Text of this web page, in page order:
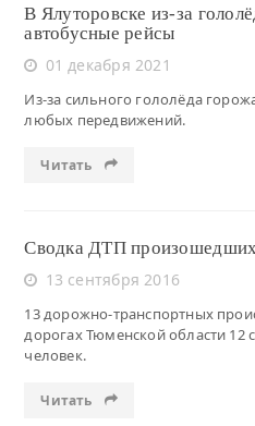
В Ялуторовске из-за
автобусные рейсы
01 декабря 2021
Из-за сильного гололёда
любых передвижений.
Читать
Сводка ДТП произошедших
13 сентября 2016
13 дорожно-транспортных
дорогах Тюменской области 12
человек.
Читать